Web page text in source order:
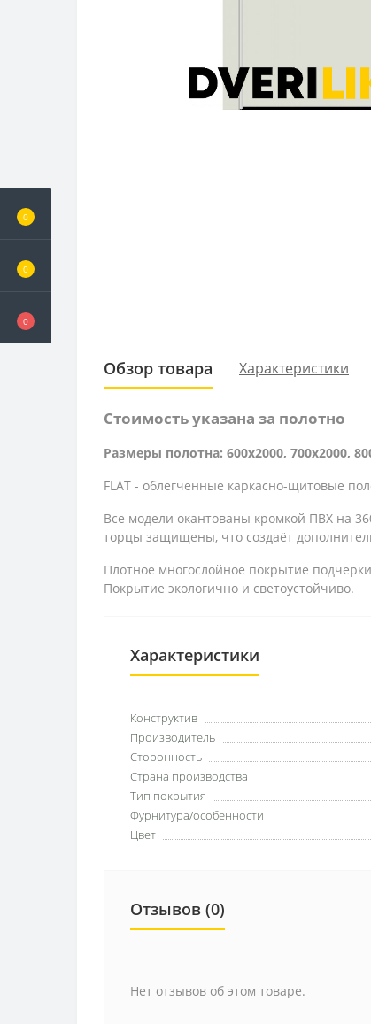
0
0
0
Обзор товара Характеристики
Стоимость указана за полотно
Размеры полотна: 600x2000, 700x2000,
FLAT - облегченные каркасно-щитовые
Все модели окантованы кромкой ПВХ на
торцы защищены, что создаёт
Плотное многослойное покрытие
Покрытие экологично и светоустойчиво.
Характеристики
Конструктив
Производитель
Сторонность
Страна производства
Тип покрытия
Фурнитура/особенности
Цвет
Отзывов (0)
Нет отзывов об этом товаре.